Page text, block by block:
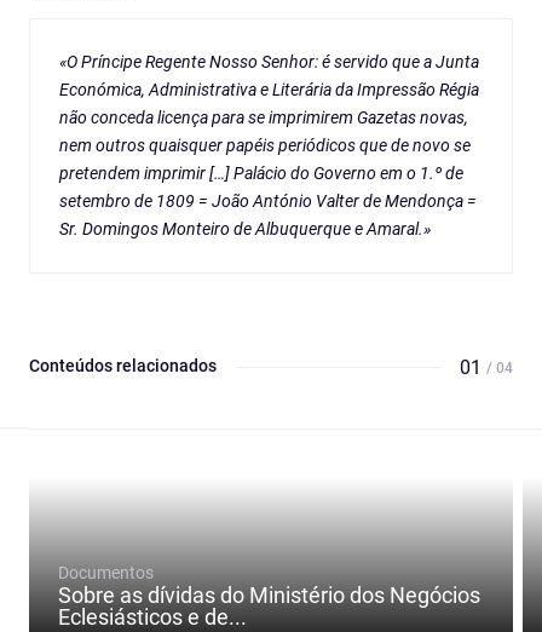
«O Príncipe Regente Nosso Senhor: é servido que a Junta
Económica, Administrativa e Literária da Impressão Régia
não conceda licença para se imprimirem Gazetas novas,
nem outros quaisquer papéis periódicos que de novo se
pretendem imprimir […] Palácio do Governo em o 1.º de
setembro de 1809 = João António Valter de Mendonça =
Sr. Domingos Monteiro de Albuquerque e Amaral.»
Conteúdos relacionados 01 / 04
Documentos
Sobre as dívidas do Ministério dos Negócios
Eclesiásticos e de...